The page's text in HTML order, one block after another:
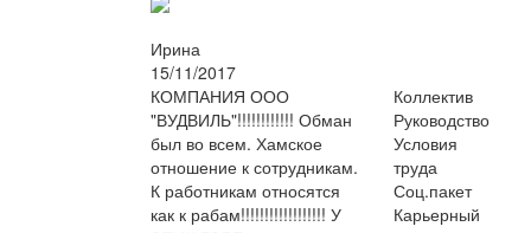
Ирина
15/11/2017
КОМПАНИЯ ООО
"ВУДВИЛЬ"!!!!!!!!!!!! Обман
был во всем. Хамское
отношение к сотрудникам.
К работникам относятся
как к рабам!!!!!!!!!!!!!!!!!! У
Коллектив
Руководство
Условия
труда
Соц.пакет
Карьерный